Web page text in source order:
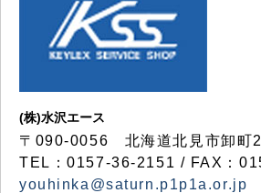
(株)水沢エース
〒090-0056 北海道北見市卸町
TEL：0157-36-2151 / FAX：
youhinka@saturn.p1p1a.or.jp